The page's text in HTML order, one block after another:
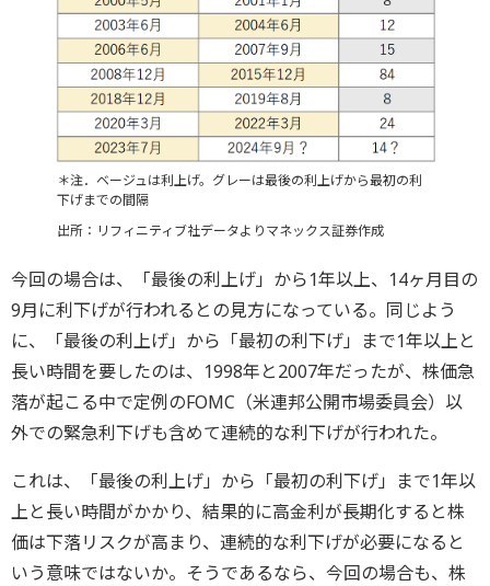
＊注．ベージュは利上げ。グレーは最後の利上げから最初の利
下げまでの間隔
出所：リフィニティブ社データよりマネックス証券作成
今回の場合は、「最後の利上げ」から1年以上、14ヶ月目の
9月に利下げが行われるとの見方になっている。同じよう
に、「最後の利上げ」から「最初の利下げ」まで1年以上と
長い時間を要したのは、1998年と2007年だったが、株価急
落が起こる中で定例のFOMC（米連邦公開市場委員会）以
外での緊急利下げも含めて連続的な利下げが行われた。
これは、「最後の利上げ」から「最初の利下げ」まで1年以
上と長い時間がかかり、結果的に高金利が長期化すると株
価は下落リスクが高まり、連続的な利下げが必要になると
いう意味ではないか。そうであるなら、今回の場合も、株